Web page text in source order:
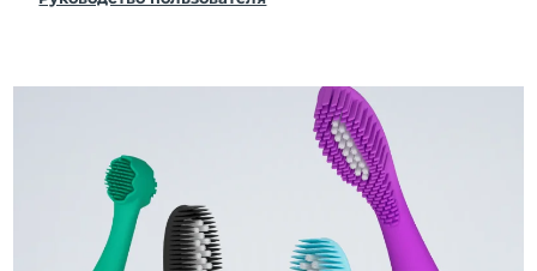
Гибридная насадка служит в 2 раза дольше -
требуется замена всего 1 раз в 6 месяцев.
3 режима чистки: Deep Clean, Whitening и Sensitive.
Технология Sonic Pulse обеспечивает 11 000
пульсаций в минуту для глубокого и бережного
очищения всей полости рта.
Получите доступ к индивидуальным режимам
чистки через приложение FOREO For You.
Кабель для зарядки USB
Инструкция пользователя issa™